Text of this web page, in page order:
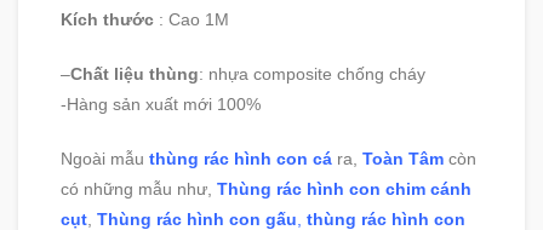
Kích thước : Cao 1M
–Chất liệu thùng: nhựa composite chống cháy
-Hàng sản xuất mới 100%
Ngoài mẫu thùng rác hình con cá ra, Toàn Tâm còn
có những mẫu như, Thùng rác hình con chim cánh
cụt Thùng rác hình con gấu thùng rác hình con